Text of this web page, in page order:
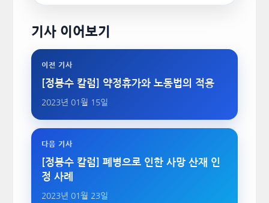
기사 이어보기
이전 기사
[정봉수 칼럼] 약정휴가와 노동법의 적용
2023년 01월 15일
다음 기사
[정봉수 칼럼] 폐병으로 인한 사망 산재 인
정 사례
2023년 01월 23일